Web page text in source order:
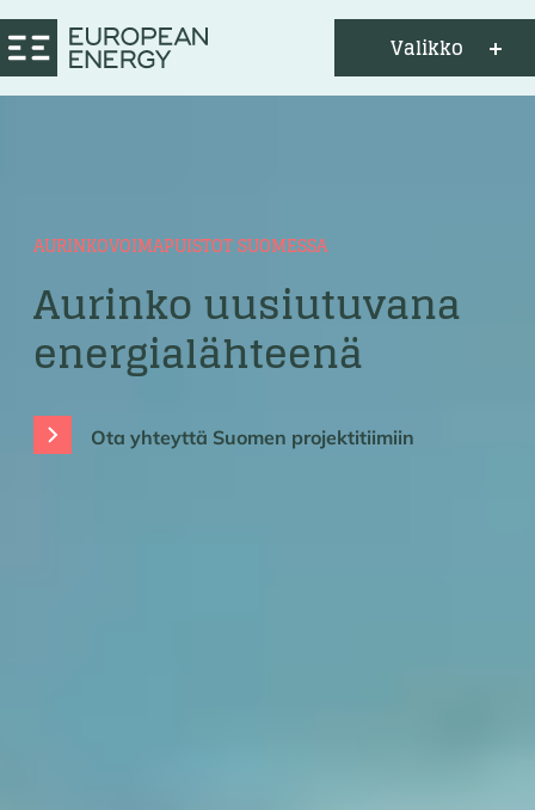
Valikko
AURINKOVOIMAPUISTOT SUOMESSA
Aurinko uusiutuvana
energialähteenä
Ota yhteyttä Suomen projektitiimiin